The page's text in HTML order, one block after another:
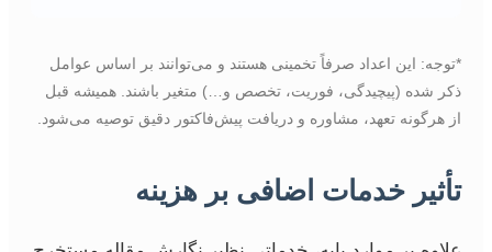
*توجه: این اعداد صرفاً تخمینی هستند و می‌توانند بر اساس عوامل
ذکر شده (پیچیدگی، فوریت، تخصص و…) متغیر باشند. همیشه قبل
از هرگونه تعهد، مشاوره و دریافت پیش‌فاکتور دقیق توصیه می‌شود.
تأثیر خدمات اضافی بر هزینه